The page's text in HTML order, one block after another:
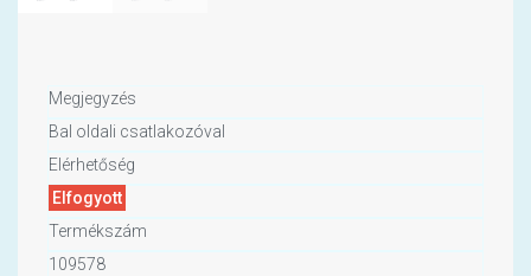
Megjegyzés
Bal oldali csatlakozóval
Elérhetőség
Elfogyott
Termékszám
109578